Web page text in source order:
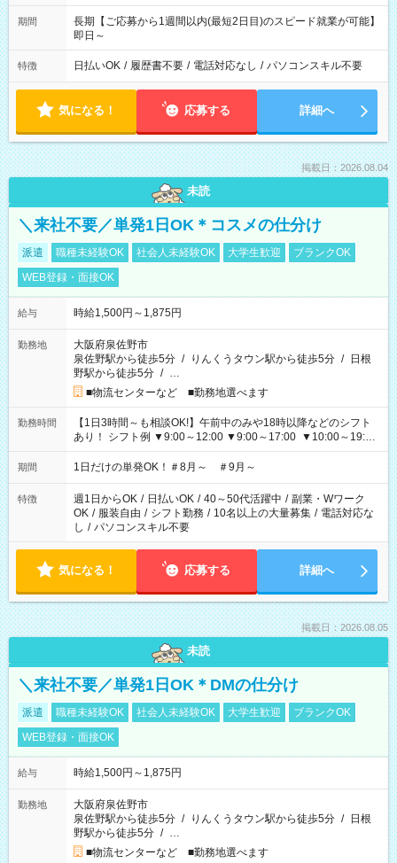
期間
長期【ご応募から1週間以内(最短2日目)のスピード就業が可能】
即日～
特徴 日払いOK / 履歴書不要 / 電話対応なし / パソコンスキル不要
気になる！ 応募する 詳細へ
掲載日：2026.08.04
未読
＼来社不要／単発1日OK＊コスメの仕分け
派遣 職種未経験OK 社会人未経験OK 大学生歓迎
ブランクOK
WEB登録・面接OK
給与 時給1,500円～1,875円
勤務地
大阪府泉佐野市
泉佐野駅から徒歩5分 / りんくうタウン駅から徒歩5分 / 日根
野駅から徒歩5分 / …
■物流センターなど ■勤務地選べます
勤務時間
【1日3時間～も相談OK!】午前中のみや18時以降などのシフト
あり！ シフト例 ▼9:00～12:00 ▼9:00～17:00 ▼10:00～19:00
▼18:00～21:00
期間 1日だけの単発OK！＃8月～ ＃9月～
特徴 週1日からOK / 日払いOK / 40～50代活躍中 / 副業・Wワーク
OK / 服装自由 / シフト勤務 / 10名以上の大量募集 / 電話対応な
し / パソコンスキル不要
気になる！ 応募する 詳細へ
掲載日：2026.08.05
未読
＼来社不要／単発1日OK＊DMの仕分け
派遣 職種未経験OK 社会人未経験OK 大学生歓迎
ブランクOK
WEB登録・面接OK
給与 時給1,500円～1,875円
勤務地
大阪府泉佐野市
泉佐野駅から徒歩5分 / りんくうタウン駅から徒歩5分 / 日根
野駅から徒歩5分 / …
■物流センターなど ■勤務地選べます